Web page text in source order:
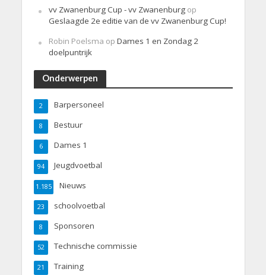
vv Zwanenburg Cup - vv Zwanenburgop
Geslaagde 2e editie van de vv Zwanenburg Cup!
Robin Poelsma op Dames 1 en Zondag 2
doelpuntrijk
Onderwerpen
Barpersoneel
2
Bestuur
8
Dames 1
6
Jeugdvoetbal
94
Nieuws
1.185
schoolvoetbal
23
Sponsoren
8
Technische commissie
52
Training
21